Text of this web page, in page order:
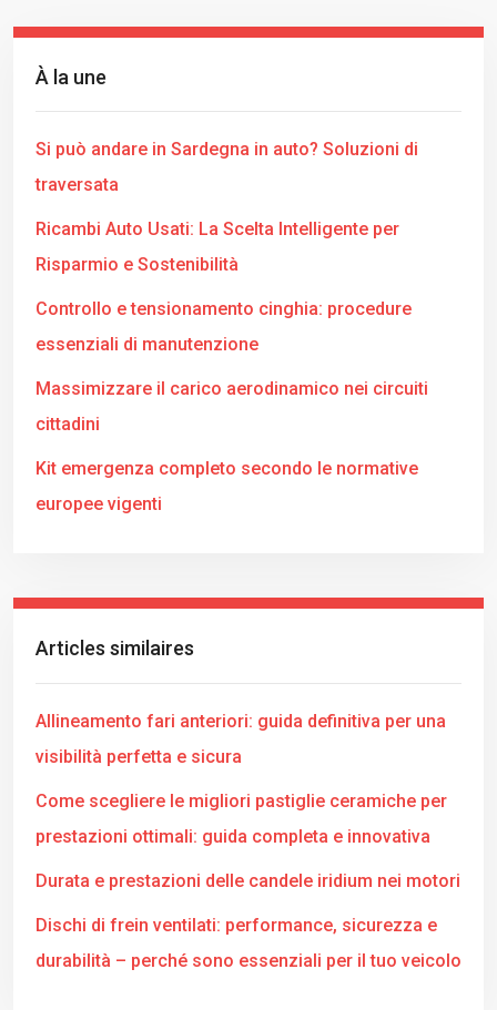
À la une
Si può andare in Sardegna in auto? Soluzioni di
traversata
Ricambi Auto Usati: La Scelta Intelligente per
Risparmio e Sostenibilità
Controllo e tensionamento cinghia: procedure
essenziali di manutenzione
Massimizzare il carico aerodinamico nei circuiti
cittadini
Kit emergenza completo secondo le normative
europee vigenti
Articles similaires
Allineamento fari anteriori: guida definitiva per una
visibilità perfetta e sicura
Come scegliere le migliori pastiglie ceramiche per
prestazioni ottimali: guida completa e innovativa
Durata e prestazioni delle candele iridium nei motori
Dischi di frein ventilati: performance, sicurezza e
durabilità – perché sono essenziali per il tuo veicolo